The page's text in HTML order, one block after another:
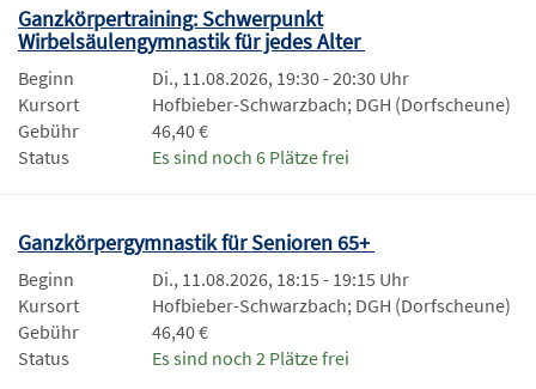
Ganzkörpertraining: Schwerpunkt
Wirbelsäulengymnastik für jedes Alter
Beginn
Di., 11.08.2026, 19:30 - 20:30 Uhr
Kursort
Hofbieber-Schwarzbach; DGH (Dorfscheune)
Gebühr
46,40 €
Status
Es sind noch 6 Plätze frei
Ganzkörpergymnastik für Senioren 65+
Beginn
Di., 11.08.2026, 18:15 - 19:15 Uhr
Kursort
Hofbieber-Schwarzbach; DGH (Dorfscheune)
Gebühr
46,40 €
Status
Es sind noch 2 Plätze frei